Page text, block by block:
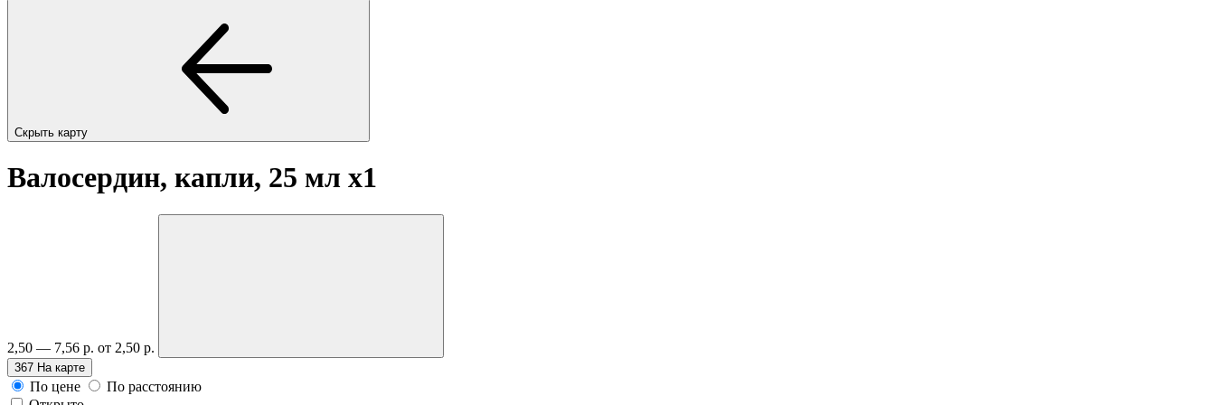
Скрыть карту
Валосердин, капли, 25 мл x1
2,50 — 7,56 р. от 2,50 р.
367 На карте
По цене
По расстоянию